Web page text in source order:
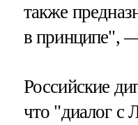
также
в принципе",
Российские
что "диалог с